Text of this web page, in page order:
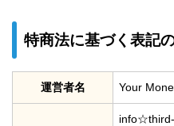
特商法に基づく表記
運営者名 Your